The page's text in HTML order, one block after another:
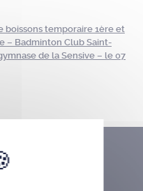
boissons temporaire 1ère et
– Badminton Club Saint-
de la Sensive – le 07